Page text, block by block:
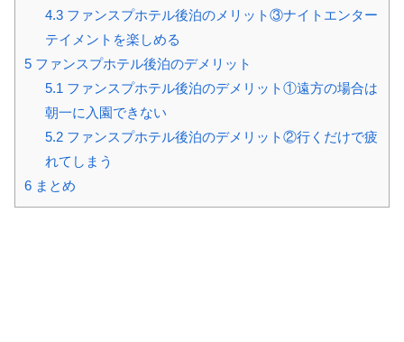
4.3ファンスプホテル後泊のメリット③ナイトエンター
テイメントを楽しめる
5 ファンスプホテル後泊のデメリット
5.1 ファンスプホテル後泊のデメリット①遠方の場合は
朝一に入園できない
5.2ファンスプホテル後泊のデメリット②行くだけで疲
れてしまう
6 まとめ